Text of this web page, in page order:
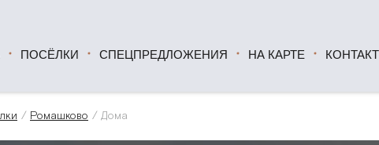
ПОСЁЛКИ СПЕЦПРЕДЛОЖЕНИЯ НА КАРТЕ
Ромашково Дома